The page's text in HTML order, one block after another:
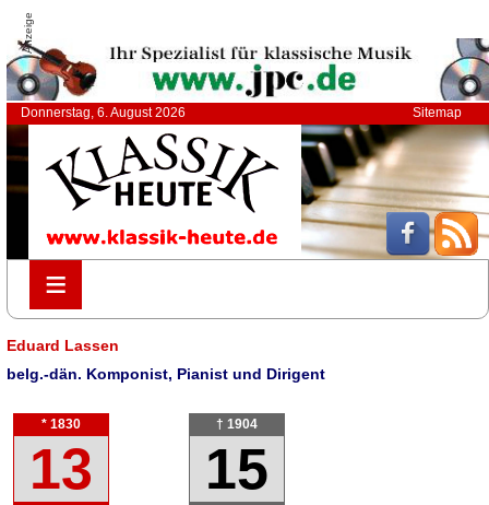
Anzeige
Donnerstag, 6. August 2026 Sitemap
≡
≡
Eduard Lassen
belg.-dän. Komponist, Pianist und Dirigent
* 1830
13
† 1904
15